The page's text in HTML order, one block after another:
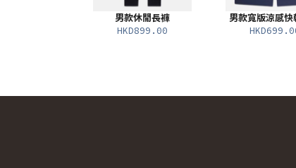
男款休閒長褲
HKD899.00
男款寬版涼感快